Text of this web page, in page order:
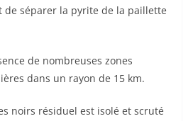
de séparer la pyrite de la paillette
de nombreuses zones
dans un rayon de 15 km.
noirs résiduel est isolé et scruté